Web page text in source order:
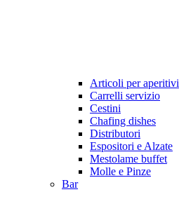
Articoli per aperitivi
Carrelli servizio
Cestini
Chafing dishes
Distributori
Espositori e Alzate
Mestolame buffet
Molle e Pinze
Bar